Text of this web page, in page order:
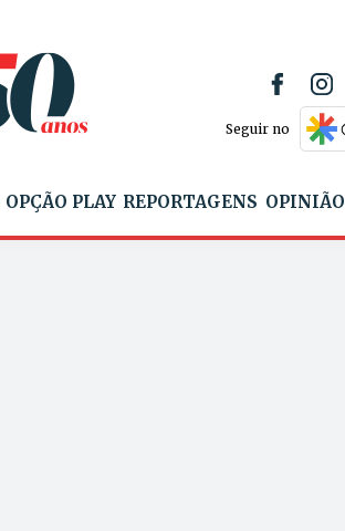
Seguir no
OPÇÃO PLAY REPORTAGENS OPINIÃO